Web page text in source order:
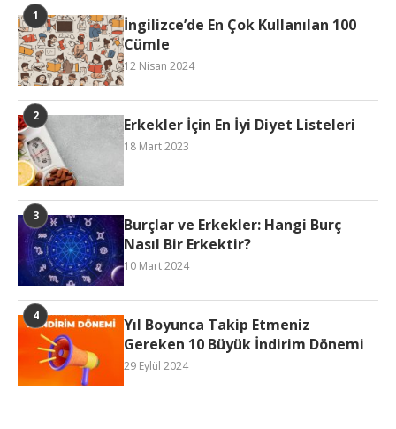
İngilizce’de En Çok Kullanılan 100
Cümle
12 Nisan 2024
Erkekler İçin En İyi Diyet Listeleri
18 Mart 2023
Burçlar ve Erkekler: Hangi Burç
Nasıl Bir Erkektir?
10 Mart 2024
Yıl Boyunca Takip Etmeniz
Gereken 10 Büyük İndirim Dönemi
29 Eylül 2024